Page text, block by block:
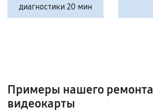
диагностики 20 мин
Примеры нашего ремонта
видеокарты